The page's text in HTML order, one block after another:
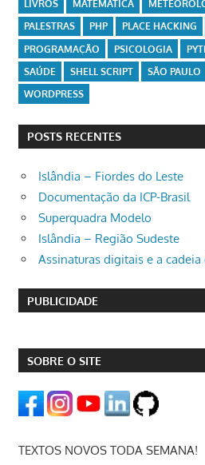
LIVROS MATEMÁTICA
PALESTRAS
PHP PLACE HACKING
PROGRAMAÇÃO
PSICOLOGIA
SAÚDE
SHELL SCRIPT SÃO PAULO
WORDPRESS
POSTS RECENTES
Islândia – Fiordes do Leste
Documentação da ICP-Brasil
Superquadra Modelo
Islândia – Região Sudeste
Assinaturas digitais e a cadeia
PUBLICIDADE
SOBRE O SITE
TEXTOS NOVOS TODA SEMANA!